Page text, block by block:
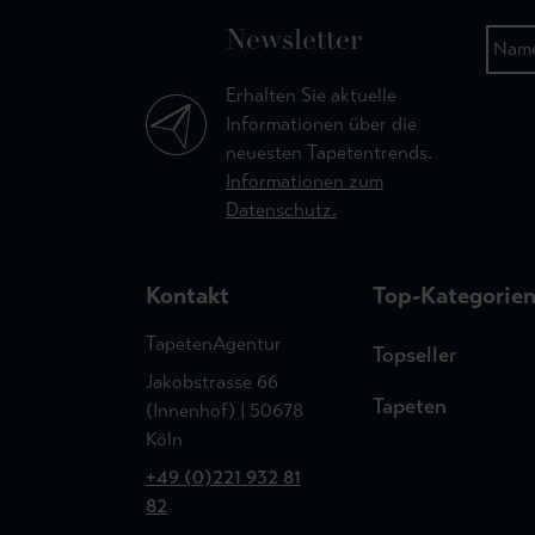
Newsletter
Erhalten Sie aktuelle
Informationen über die
neuesten Tapetentrends.
Informationen zum
Datenschutz.
Kontakt
TapetenAgentur
Jakobstrasse 66
(Innenhof) | 50678
Köln
+49 (0)221 932 81
82
Top-Kategorien
Topseller
Tapeten